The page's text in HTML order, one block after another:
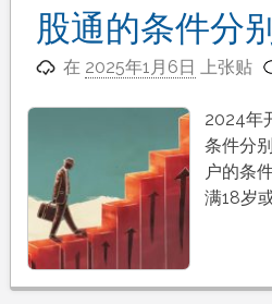
股通的条件分
在 2025年1月6日 上张贴
2024年
条件分
户的条
满18岁